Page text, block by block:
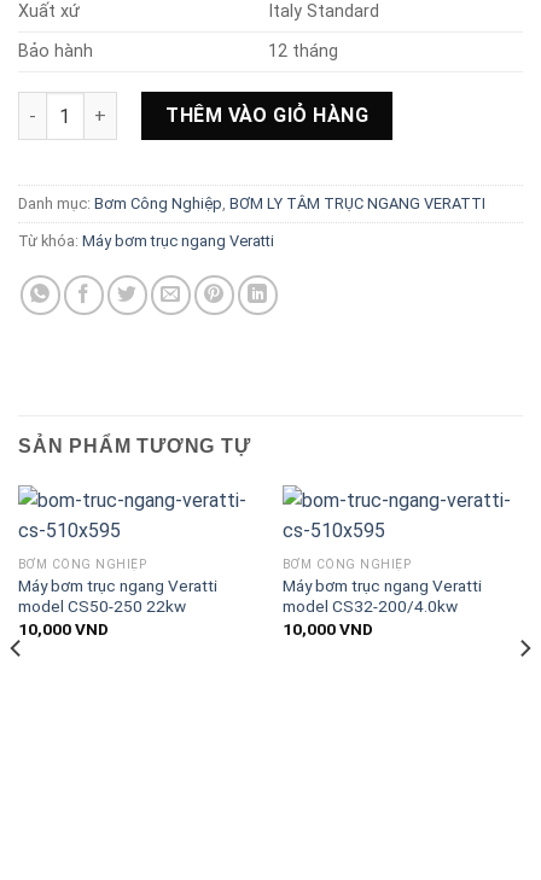
Xuất xứ
Italy Standard
Bảo hành
12 tháng
Máy bơm trục ngang Veratti model CS50-160 7.5kw số lượng
THÊM VÀO GIỎ HÀNG
Danh mục: Bơm Công Nghiệp, BƠM LY TÂM TRỤC NGANG VERATTI
Từ khóa: Máy bơm trục ngang Veratti
SẢN PHẨM TƯƠNG TỰ
BƠM CÔNG NGHIỆP
Máy bơm trục ngang Veratti
model CS50-250 22kw
10,000VND
BƠM CÔNG NGHIỆP
Máy bơm trục ngang Veratti
model CS32-200/4.0kw
10,000VND